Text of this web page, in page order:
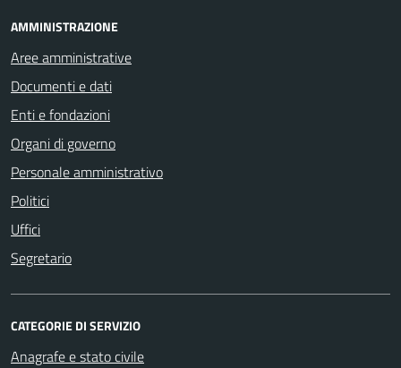
AMMINISTRAZIONE
Aree amministrative
Documenti e dati
Enti e fondazioni
Organi di governo
Personale amministrativo
Politici
Uffici
Segretario
CATEGORIE DI SERVIZIO
Anagrafe e stato civile